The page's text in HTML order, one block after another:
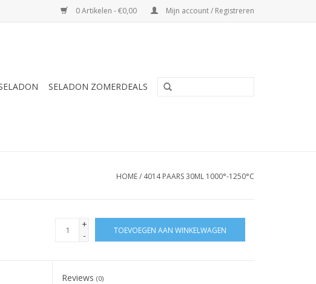
0 Artikelen - €0,00 Mijn account / Registreren
SELADON ZOMERDEALS
HOME/ 4014 PAARS 30ML 1000°-1250°C
+
-
TOEVOEGEN AAN WINKELWAGEN
Reviews(0)